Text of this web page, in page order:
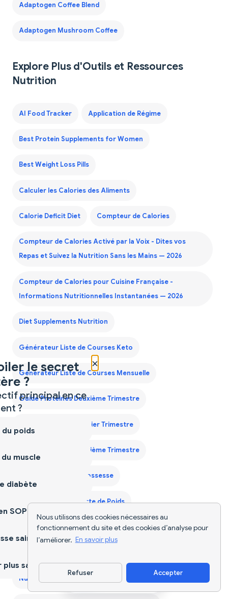
Nous utilisons des cookies nécessaires au
fonctionnement du site et des cookies d’analyse pour
l’améliorer. En savoir plus
Refuser Accepter
Adaptogen Coffee Blend
Adaptogen Mushroom Coffee
Explore Plus d'Outils et Ressources
Nutrition
AI Food Tracker Application de Régime
Best Protein Supplements for Women
Best Weight Loss Pills
Calculer les Calories des Aliments
Calorie Deficit Diet Compteur de Calories
Compteur de Calories Activé par la Voix - Dites vos
Repas et Suivez la Nutrition Sans les Mains — 2026
Compteur de Calories pour Cuisine Française -
Informations Nutritionnelles Instantanées — 2026
Diet Supplements Nutrition
Générateur Liste de Courses Keto
Générateur Liste de Courses Mensuelle
Guide Protéines Deuxième Trimestre
Guide Protéines Premier Trimestre
Guide Protéines Troisième Trimestre
Nutriscan pour la Grossesse
Nutriscan pour la Perte de Poids
Nutriscan pour le Diabète
Nutriscan pour le SOPKTélécharger l'appli
×
le secret
?
principal en ce
?
poids
muscle
diabète
SOPK
saine
sain